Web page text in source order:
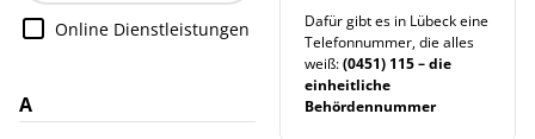
Online Dienstleistungen
A
Dafür gibt es in Lübeck eine
Telefonnummer, die alles
weiß:(0451) 115 – die
einheitliche
Behördennummer